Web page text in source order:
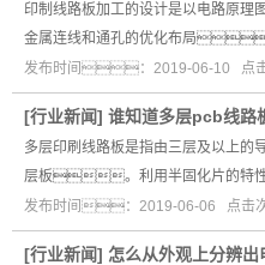
印制线路板加工的设计是以电路
金属连线和通孔的优化布局
发布时间：2019-06-10 点
[行业新闻] 谁知道多层pcb线
多层印刷线路板是指由三层及以上
层板。利用半固化片的特
发布时间：2019-06-06 点击
[行业新闻] 怎么从外观上分辨出